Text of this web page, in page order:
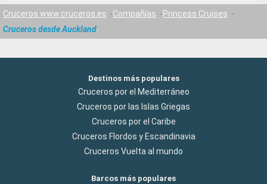
Cruceros www.cruceros.es Compañías
Princess Cruises
Cruceros desde Auckland
Destinos más populares
Cruceros por el Mediterráneo
Cruceros por las Islas Griegas
Cruceros por el Caribe
Cruceros Flordos y Escandinavia
Cruceros Vuelta al mundo
Barcos más populares